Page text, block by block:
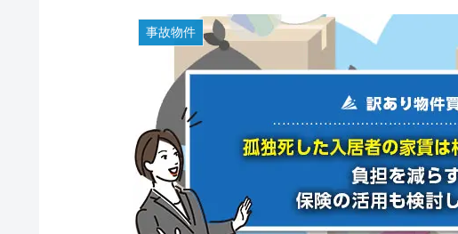
事故物件